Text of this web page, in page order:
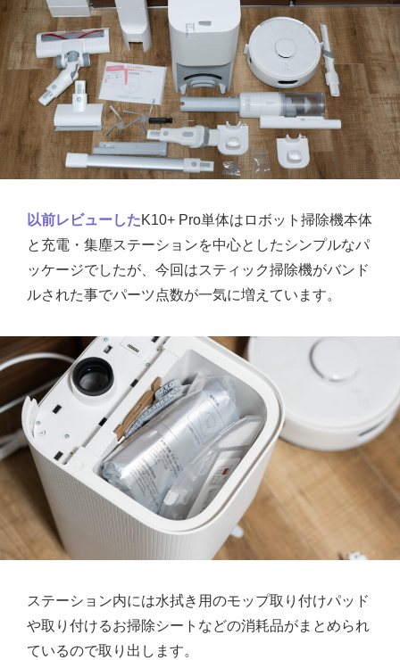
以前レビューしたK10+ Pro単体はロボット掃除機本体
と充電・集塵ステーションを中心としたシンプルなパ
ッケージでしたが、今回はスティック掃除機がバンド
ルされた事でパーツ点数が一気に増えています。
ステーション内には水拭き用のモップ取り付けパッド
や取り付けるお掃除シートなどの消耗品がまとめられ
ているので取り出します。